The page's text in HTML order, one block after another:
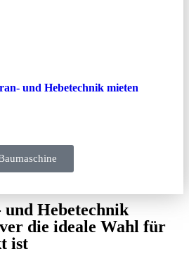
und Hebetechnik mieten
Hebetechnik
die ideale Wahl für
ist